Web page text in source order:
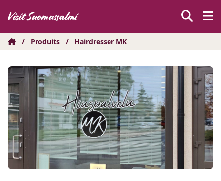
sisältöön
/ Produits / Hairdresser MK